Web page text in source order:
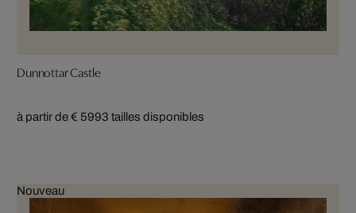
Dunnottar Castle
à partir de € 5993 tailles disponibles
Nouveau